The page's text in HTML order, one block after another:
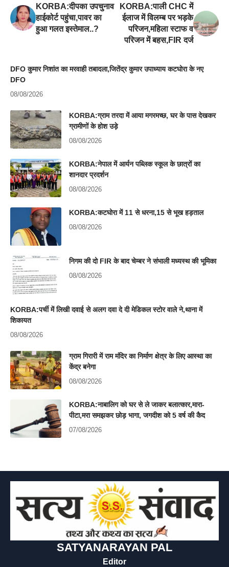
KORBA:दीपका उपचुनाव
हाईकोर्ट पहुंचा,पावर का
हुआ गलत इस्तेमाल..?
KORBA:पाली CHC में
ईलाज में विलम्ब पर भड़के
परिजन,महिला स्टाफ व
परिजन में बहस,FIR दर्ज
DFO कुमार निशांत का मरवाही तबादला,जितेंद्र कुमार उपाध्याय कटघोरा के नए
DFO
08/08/2026
KORBA:ग्राम तरदा में आया मगरमच्छ, घर के पास देखकर
ग्रामीणों के होश उड़े
08/08/2026
KORBA:नेपाल में आर्यन पब्लिक स्कूल के छात्रों का
शानदार प्रदर्शन
08/08/2026
KORBA:कटघोरा में 11 से धरना,15 से भूख हड़ताल
08/08/2026
निगम की दो FIR के बाद चेम्बर ने संभाली मध्यस्थ की भूमिका
08/08/2026
KORBA:पर्ची में लिखी दवाई से अलग दवा दे दी मेडिकल स्टोर वाले ने,थाना में
शिकायत
08/08/2026
ग्राम गिरारी में राम मंदिर का निर्माण क्षेत्र के लिए आस्था का
केंद्र बनेगा
08/08/2026
KORBA:नाबालिग को घर से ले जाकर बलात्कार,मारा-
पीटा,मरा समझकर छोड़ भागा, जगदीश को 5 वर्ष की कैद
07/08/2026
SATYANARAYAN PAL
Editor